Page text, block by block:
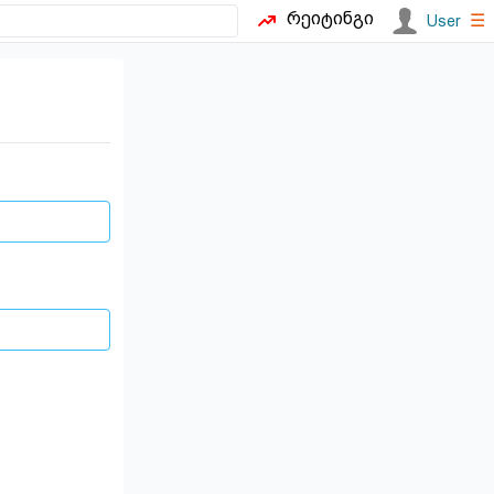
რეიტინგი User ☰